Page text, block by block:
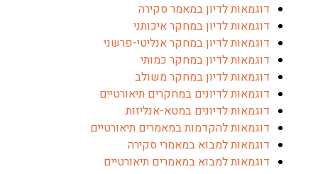
דוגמאות לדיון במאמר סקירה
דוגמאות לדיון במחקר איכותני
דוגמאות לדיון במחקר אנליטי-פרשני
דוגמאות לדיון במחקר כמותי
דוגמאות לדיון במחקר משולב
דוגמאות לדיונים במחקרים תיאורטיים
דוגמאות לדיונים במטא-אנליזות
דוגמאות להקדמות במאמרים תיאורטיים
דוגמאות למבוא במאמרי סקירה
דוגמאות למבוא במאמרים תיאורטיים